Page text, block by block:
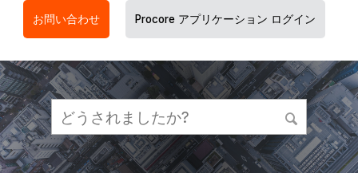
お問い合わせ Procore アプリケーション ログイン